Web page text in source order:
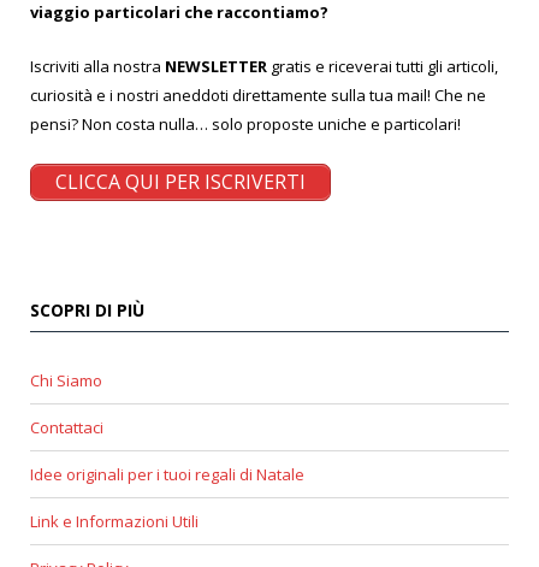
viaggio particolari che raccontiamo?
Iscriviti alla nostra NEWSLETTER gratis e riceverai tutti gli articoli,
curiosità e i nostri aneddoti direttamente sulla tua mail! Che ne
pensi? Non costa nulla… solo proposte uniche e particolari!
CLICCA QUI PER ISCRIVERTI
SCOPRI DI PIÙ
Chi Siamo
Contattaci
Idee originali per i tuoi regali di Natale
Link e Informazioni Utili